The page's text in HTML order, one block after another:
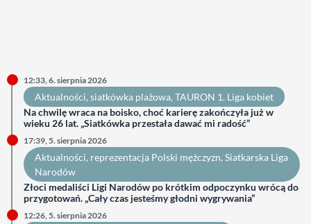
12:33, 6. sierpnia 2026
Aktualności, siatkówka plażowa, TAURON 1. Liga kobiet
Na chwilę wraca na boisko, choć karierę zakończyła już w
wieku 26 lat. „Siatkówka przestała dawać mi radość”
17:39, 5. sierpnia 2026
Aktualności, reprezentacja Polski mężczyzn, Siatkarska Liga
Narodów
Złoci medaliści Ligi Narodów po krótkim odpoczynku wrócą do
przygotowań. „Cały czas jesteśmy głodni wygrywania”
12:26, 5. sierpnia 2026